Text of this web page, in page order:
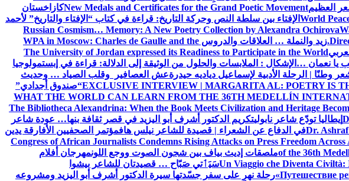
العظيمNew Medals and Certificates for the Grand Poetic Movementكازاخستان
World الإفتاء بين سلطة النص وحركة التاريخ: قراءة في كتاب “الإفتاء والتاريخ” لأحمد
Russian Cosmism… Memory: A New Poetry Collection by Alexandra Ochirova
زيد والنملة … العلاقات والدروس WPA in Moscow: Charles de Gaulle and the
The University of Jordan expressed its Readiness to Participate in the World
يا نعمان …الإشكال : الملابسات والحلول من الوثيقة إلى الدلالة: قراءة في إبستمولوجيا
وطنًا | الرحلة الأدبية لإسماعيل دياديه حيدرةعش العصافير وقلب الصياد … وحديث
EXCLUSIVE INTERVIEW | MARGARITA AL: POETRY IS“صندوق أجدادي”
WHAT THE WORLD CAN LEARN FROM THE 36TH MEDELLÍN
The Bibliotheca Alexandrina: When the Book Meets Civilization and Heritage
إيطاليا تودّع شاعر نابوليتكريم الدكتور أشرف أبو اليزيد في قصر ثقافة بنها… عودة شاعر
Dr.في الدفاع عن الشعراء | قصيدة للشاعر نيلس هافمؤتمر الصحفيين الأفارقة يدين
Congress of African Journalists Condemns Rising Attacks on Press Freedom Across
of the 36thملصقات إديث بياف بين شجون الصوت ووجع اللونمهرجان أفلام
Un Viaggio che Diventa Civiltà:سَيَٲتي صَبّاح … قصيدتان للشاعر بيشوا
Путешествие رحلة نهرٍ على سفر جسّدتها سيرة الدكتور أشرف أبو اليزيد ومشروعه